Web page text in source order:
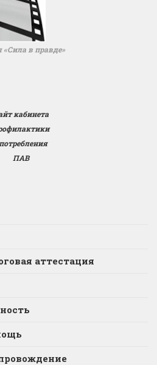
«Сила в правде»
кабинета
ПАВ
аттестация